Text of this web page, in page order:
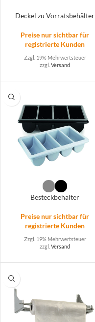
Deckel zu Vorratsbehälter
Preise nur sichtbar für
registrierte Kunden
Zzgl. 19% Mehrwertsteuer
zzgl.Versand
Besteckbehälter
Preise nur sichtbar für
registrierte Kunden
Zzgl. 19% Mehrwertsteuer
zzgl.Versand